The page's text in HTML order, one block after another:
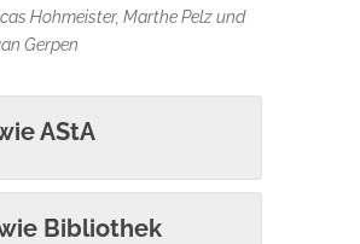
Hohmeister, Marthe Pelz und
Gerpen
AStA
Bibliothek